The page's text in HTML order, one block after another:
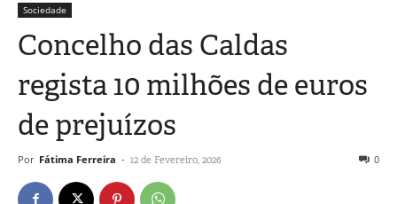
Sociedade
Concelho das Caldas
regista 10 milhões de euros
de prejuízos
Por Fátima Ferreira - 12 de Fevereiro, 2026 0